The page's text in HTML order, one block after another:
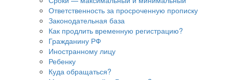
Ответственность за просроченную прописку
Законодательная база
Как продлить временную регистрацию?
Гражданину РФ
Иностранному лицу
Ребенку
Куда обращаться?